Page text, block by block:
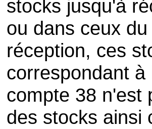
stocks jusqu'à
ou dans ceux
réception, ces
correspondant
compte 38 n'est
des stocks ainsi